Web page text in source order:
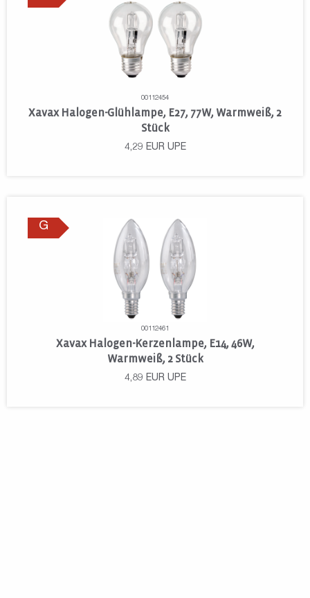
00112454
Xavax Halogen-Glühlampe, E27, 77W, Warmweiß, 2
Stück
4,29 EUR UPE
G
00112461
Xavax Halogen-Kerzenlampe, E14, 46W,
Warmweiß, 2 Stück
4,89 EUR UPE